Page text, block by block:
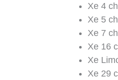
Xe 4
Xe 5
Xe 7
Xe 16
Xe
Xe 29